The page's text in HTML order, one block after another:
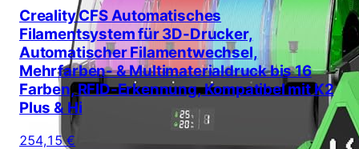
Creality CFS Automatisches
Filamentsystem für 3D-Drucker,
Automatischer Filamentwechsel,
Mehrfarben- & Multimaterialdruck bis 16
Farben, RFID-Erkennung, Kompatibel mit K2
Plus & Hi
254,15 €